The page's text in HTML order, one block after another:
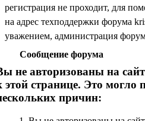
регистрация не проходит, для
на адрес техподдержки форума
уважением, администрация
Сообщение форума
не авторизованы на
этой странице. Это могло
причин: